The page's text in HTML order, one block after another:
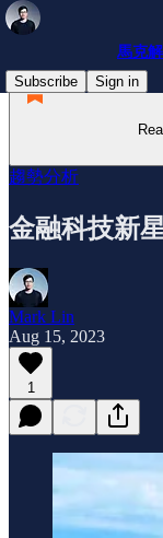
馬克
Subscribe
Sign in
趨勢分析
金融科技新
Mark Lin
Aug 15, 2023
1